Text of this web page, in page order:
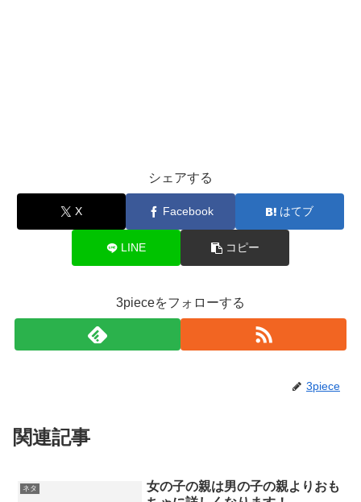
シェアする
X Facebook はてブ
LINE コピー
3pieceをフォローする
3piece
関連記事
ネタ
女の子の親は男の子の親よりおも